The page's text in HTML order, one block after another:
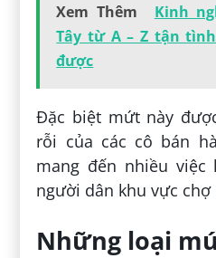
Xem Thêm
Kinh
Tây từ A – Z tận
được
Đặc biệt mứt này
rỗi của các cô bán
mang đến nhiều việc
người dân khu vực
Những loại